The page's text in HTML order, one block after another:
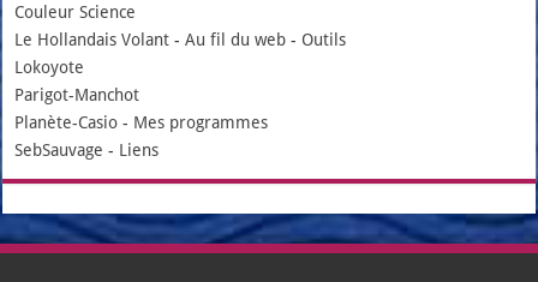
Couleur Science
Le Hollandais Volant -Au fil du web - Outils
Lokoyote
Parigot-Manchot
Planète-Casio - Mes programmes
SebSauvage - Liens